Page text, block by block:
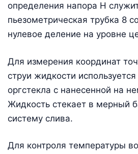
определения напора Н
пьезометрическая трубка 8
нулевое деление на уровне
Для измерения координат
струи жидкости
оргстекла с нанесенной на
Жидкость стекает в мерный
систему слива.
Для контроля температуры